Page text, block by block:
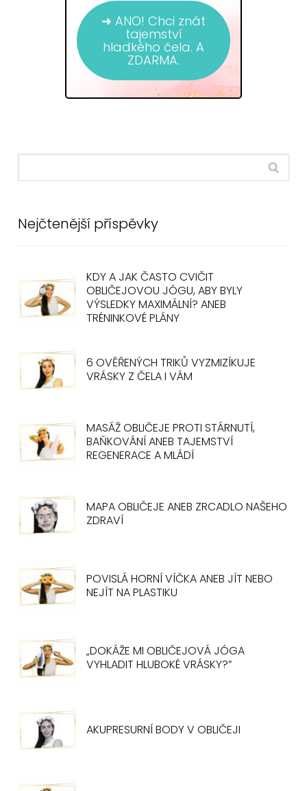
➜ ANO! Chci znát
tajemství
hladkého čela. A
ZDARMA.
Nejčtenější příspěvky
KDY A JAK ČASTO CVIČIT
OBLIČEJOVOU JÓGU, ABY BYLY
VÝSLEDKY MAXIMÁLNÍ? ANEB
TRÉNINKOVÉ PLÁNY
6 OVĚŘENÝCH TRIKŮ VYZMIZÍKUJE
VRÁSKY Z ČELA I VÁM
MASÁŽ OBLIČEJE PROTI STÁRNUTÍ,
BAŇKOVÁNÍ ANEB TAJEMSTVÍ
REGENERACE A MLÁDÍ
MAPA OBLIČEJE ANEB ZRCADLO NAŠEHO
ZDRAVÍ
POVISLÁ HORNÍ VÍČKA ANEB JÍT NEBO
NEJÍT NA PLASTIKU
„DOKÁŽE MI OBLIČEJOVÁ JÓGA
VYHLADIT HLUBOKÉ VRÁSKY?”
AKUPRESURNÍ BODY V OBLIČEJI